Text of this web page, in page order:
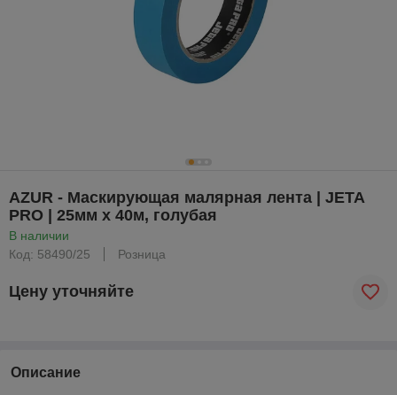
AZUR - Маскирующая малярная лента | JETA
PRO | 25мм х 40м, голубая
В наличии
Код: 58490/25
Розница
Цену уточняйте
Описание